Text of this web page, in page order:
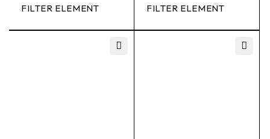
FILTER ELEMENT
FILTER ELEMENT